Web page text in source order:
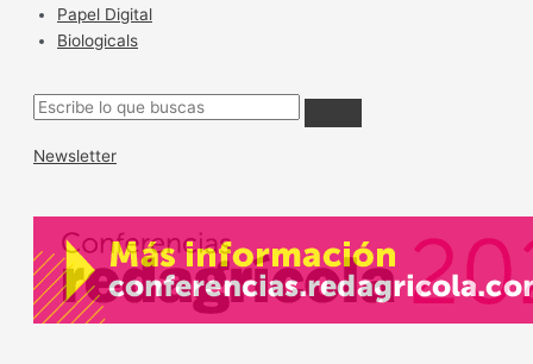
Papel Digital
Biologicals
Newsletter